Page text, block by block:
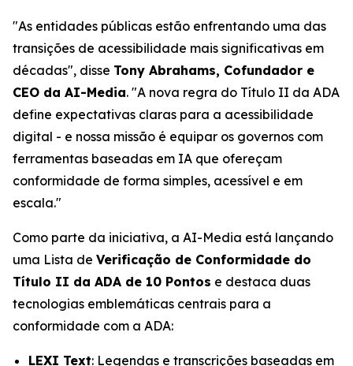
"As entidades públicas estão enfrentando uma das
transições de acessibilidade mais significativas em
décadas", disse Tony Abrahams, Cofundador e
CEO da AI-Media. "A nova regra do Título II da ADA
define expectativas claras para a acessibilidade
digital - e nossa missão é equipar os governos com
ferramentas baseadas em IA que ofereçam
conformidade de forma simples, acessível e em
escala."
Como parte da iniciativa, a AI-Media está lançando
uma Lista de Verificação de Conformidade do
Título II da ADA de 10 Pontos e destaca duas
tecnologias emblemáticas centrais para a
conformidade com a ADA:
LEXI Text: Legendas e transcrições baseadas em